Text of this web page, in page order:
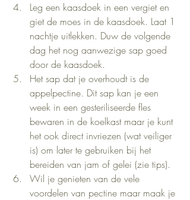
Leg een kaasdoek in een vergiet en
giet de moes in de kaasdoek. Laat 1
nachtje uitlekken. Duw de volgende
dag het nog aanwezige sap goed
door de kaasdoek.
Het sap dat je overhoudt is de
appelpectine. Dit sap kan je een
week in een gesteriliseerde fles
bewaren in de koelkast maar je kunt
het ook direct invriezen (wat veiliger
is) om later te gebruiken bij het
bereiden van jam of gelei (zie tips).
Wil je genieten van de vele
voordelen van pectine maar maak je